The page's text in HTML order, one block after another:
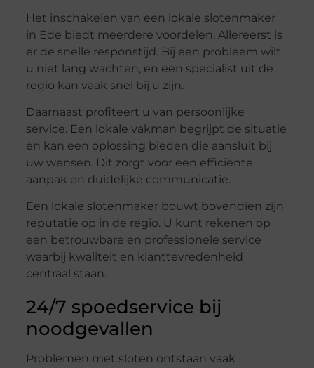
Het inschakelen van een lokale slotenmaker
in Ede biedt meerdere voordelen. Allereerst is
er de snelle responstijd. Bij een probleem wilt
u niet lang wachten, en een specialist uit de
regio kan vaak snel bij u zijn.
Daarnaast profiteert u van persoonlijke
service. Een lokale vakman begrijpt de situatie
en kan een oplossing bieden die aansluit bij
uw wensen. Dit zorgt voor een efficiënte
aanpak en duidelijke communicatie.
Een lokale slotenmaker bouwt bovendien zijn
reputatie op in de regio. U kunt rekenen op
een betrouwbare en professionele service
waarbij kwaliteit en klanttevredenheid
centraal staan.
24/7 spoedservice bij
noodgevallen
Problemen met sloten ontstaan vaak